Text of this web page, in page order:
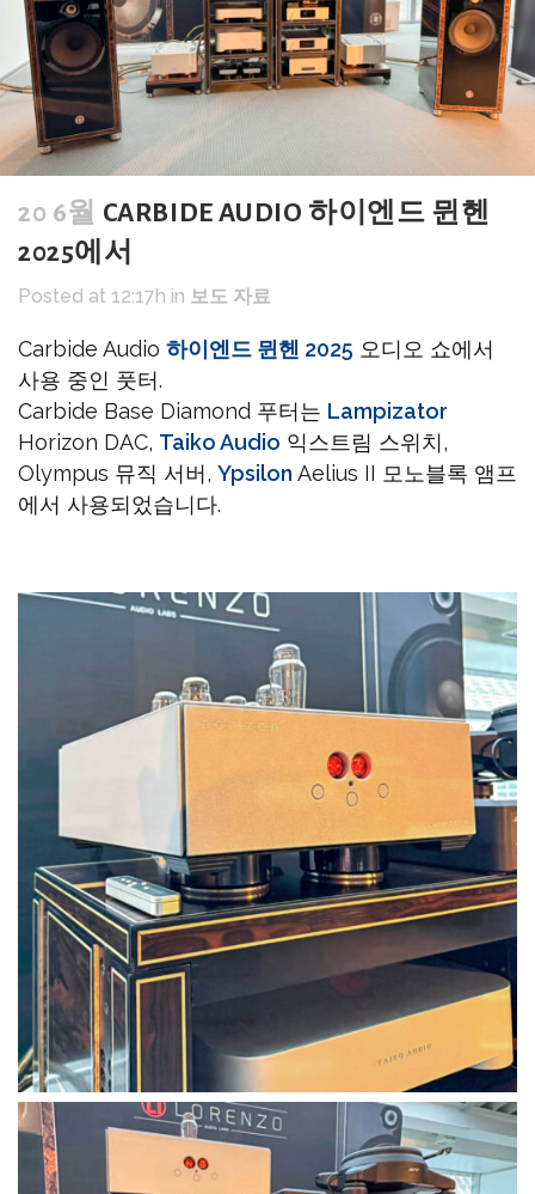
20 6월 CARBIDE AUDIO 하이엔드 뮌헨
2025에서
Posted at 12:17h in 보도 자료
Carbide Audio 하이엔드 뮌헨 2025 오디오 쇼에서
사용 중인 풋터.
Carbide Base Diamond 푸터는 Lampizator
Horizon DAC, Taiko Audio 익스트림 스위치,
Olympus 뮤직 서버, Ypsilon Aelius II 모노블록 앰프
에서 사용되었습니다.